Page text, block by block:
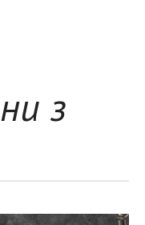
з